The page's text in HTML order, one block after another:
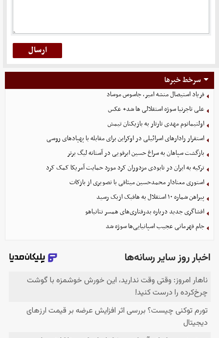
سرخط خبرها
فریاد استیصال منشه امیر، جاسوس موساد
علی تاجرنیا سوژه استقلالی‌ ها شد+ عکس
اولتیماتوم مهدی تارتار به بازیکنان تیمش
استقرار رادارهای اسرائیلی در اوکراین برای مقابله با پهپادهای روسی
بازگشت سپاهان به سراغ حسین ابرقویی در آستانه لیگ برتر
ترکیه به ایران در نابودی مزدوران کرد مورد حمایت آمریکا کمک کرد
استوری معنادار محمدحسین میثاقی با تصویری از بازکات
پیراهن شماره ۱۰ استقلال به هافبک ازبک رسید
افشاگری جدید درباره بدرفتاری‌های همسر نتانیاهو
جام قهرمانی عجیب اسپانیایی‌ها سوژه شد